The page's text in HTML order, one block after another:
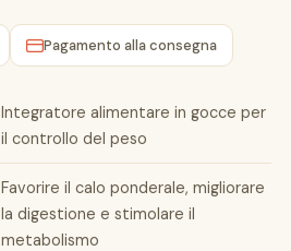
Pagamento alla consegna
Integratore alimentare in gocce per
il controllo del peso
Favorire il calo ponderale, migliorare
la digestione e stimolare il
metabolismo